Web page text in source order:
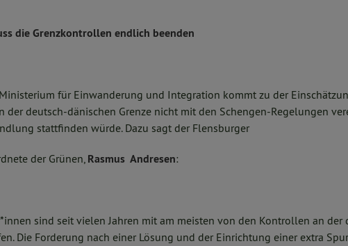
die Grenzkontrollen endlich beenden
für Einwanderung und Integration kommt zu der
der deutsch-dänischen Grenze nicht mit den Schengen-Regelungen
stattfinden würde. Dazu sagt der Flensburger
der Grünen, Rasmus Andresen:
sind seit vielen Jahren mit am meisten von den Kontrollen an der
Die Forderung nach einer Lösung und der Einrichtung einer extra